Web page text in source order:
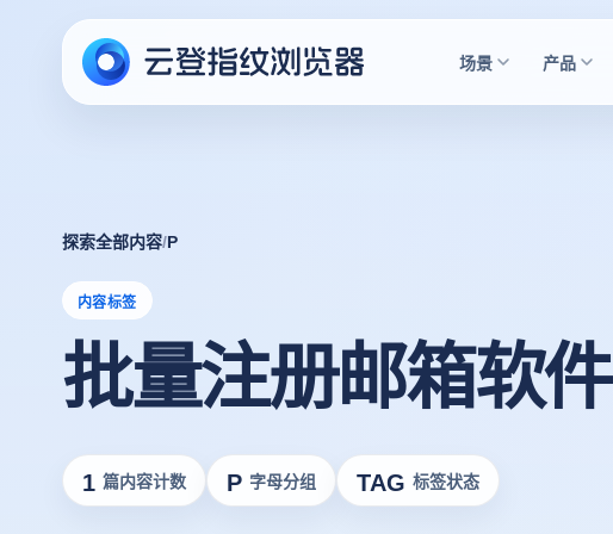
场景 产品
探索全部内容/P
内容标签
批量注册邮箱软件
1 篇内容计数 P 字母分组 TAG 标签状态